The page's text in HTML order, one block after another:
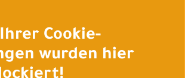
Cookie-
wurden hier